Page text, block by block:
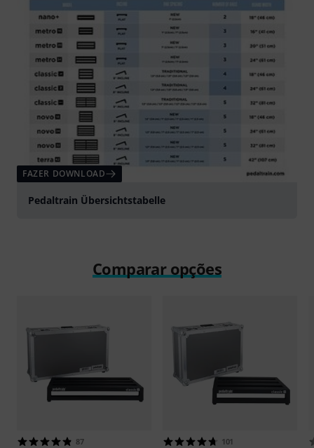
FAZER DOWNLOAD
Pedaltrain Übersichtstabelle
Comparar opções
87 101